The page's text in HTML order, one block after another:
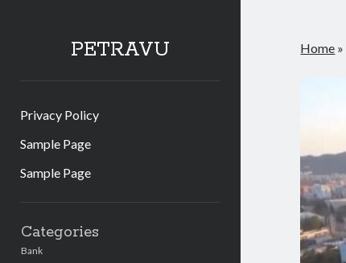
PETRAVU
Privacy Policy
Sample Page
Sample Page
Categories
Bank
Home »